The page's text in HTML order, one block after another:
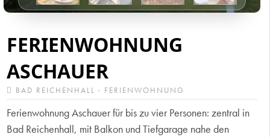
FERIENWOHNUNG
ASCHAUER
BAD REICHENHALL · FERIENWOHNUNG
Ferienwohnung Aschauer für bis zu vier Personen: zentral in
Bad Reichenhall, mit Balkon und Tiefgarage nahe den